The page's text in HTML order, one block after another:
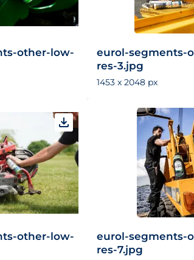
other-low-
eurol-segments-
res-3.jpg
1453 x 2048 px
other-low-
eurol-segments-
res-7.jpg